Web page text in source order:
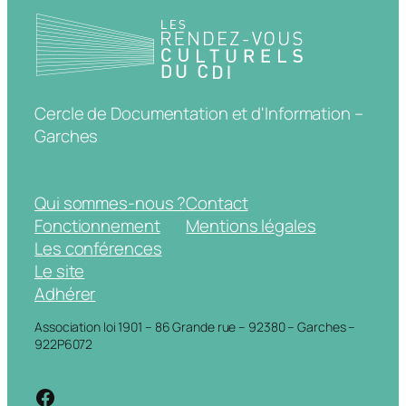
Cercle de Documentation et d'Information –
Garches
Qui sommes-nous ?
Fonctionnement
Les conférences
Le site
Adhérer
Contact
Mentions légales
Association loi 1901 – 86 Grande rue – 92380 – Garches –
922P6072
https://www.facebook.com/